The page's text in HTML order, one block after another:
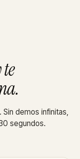
demos infinitas,
segundos.